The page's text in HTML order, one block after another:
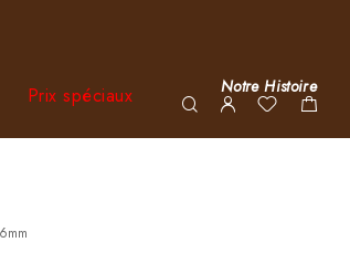
Prix spéciaux Notre Histoire